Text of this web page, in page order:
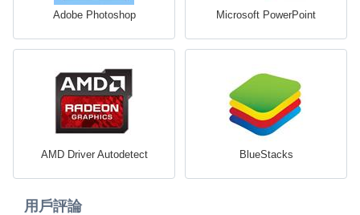
Adobe Photoshop Microsoft PowerPoint
AMD Driver Autodetect BlueStacks
用戶評論